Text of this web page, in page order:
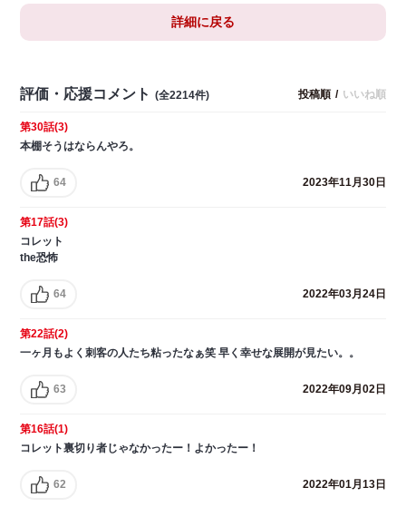
詳細に戻る
評価・応援コメント (全2214件) 投稿順 / いいね順
第30話(3)
本棚そうはならんやろ。
64 2023年11月30日
第17話(3)
コレット
the恐怖
64 2022年03月24日
第22話(2)
一ヶ月もよく刺客の人たち粘ったなぁ笑 早く幸せな展開が見たい。。
63 2022年09月02日
第16話(1)
コレット裏切り者じゃなかったー！よかったー！
62 2022年01月13日